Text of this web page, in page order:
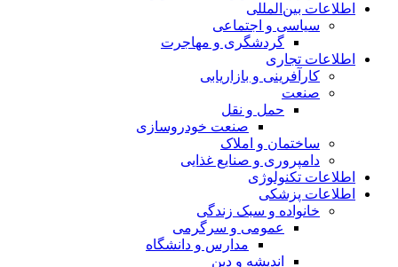
اطلاعات بین‌المللی
سیاسی و اجتماعی
گردشگری و مهاجرت
اطلاعات تجاری
کارآفرینی و بازاریابی
صنعت
حمل و نقل
صنعت خودروسازی
ساختمان و املاک
دامپروری و صنایع غذایی
اطلاعات تکنولوژی
اطلاعات پزشکی
خانواده و سبک زندگی
عمومی و سرگرمی
مدارس و دانشگاه
اندیشه و دین